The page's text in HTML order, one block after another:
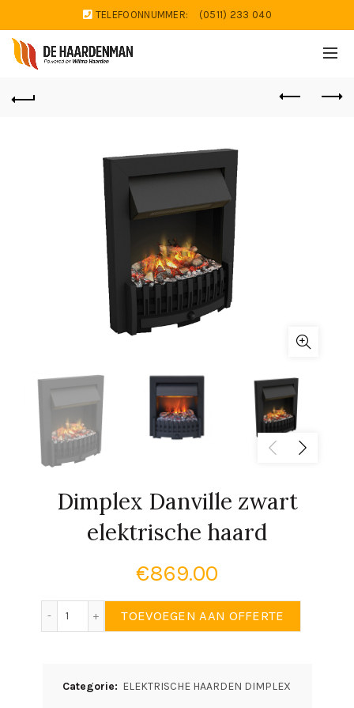
TELEFOONNUMMER: (0511) 233 040
Dimplex Danville zwart
elektrische haard
€869.00
TOEVOEGEN AAN OFFERTE
Categorie: ELEKTRISCHE HAARDEN DIMPLEX